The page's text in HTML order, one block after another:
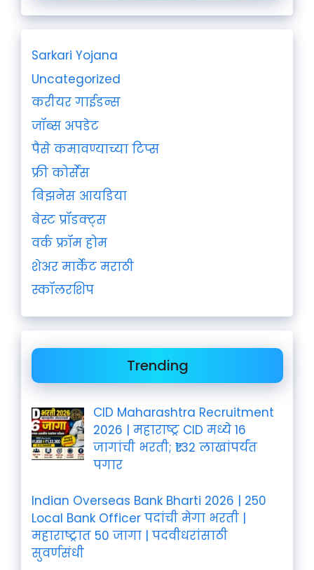
Sarkari Yojana
Uncategorized
करीयर गाईडन्स
जॉब्स अपडेट
पैसे कमावण्याच्या टिप्स
फ्री कोर्सेस
बिझनेस आयडिया
बेस्ट प्रॉडक्ट्स
वर्क फ्रॉम होम
शेअर मार्केट मराठी
स्कॉलरशिप
Trending
CID Maharashtra Recruitment
2026 | महाराष्ट्र CID मध्ये 16
जागांची भरती; ₹1.32 लाखांपर्यंत
पगार
Indian Overseas Bank Bharti 2026 | 250
Local Bank Officer पदांची मेगा भरती |
महाराष्ट्रात 50 जागा | पदवीधरांसाठी
सुवर्णसंधी